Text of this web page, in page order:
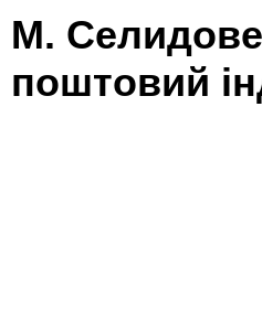
м. Селидове знайти
поштовий